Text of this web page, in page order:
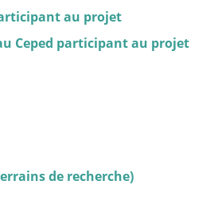
au projet
Ceped participant au projet
de recherche)